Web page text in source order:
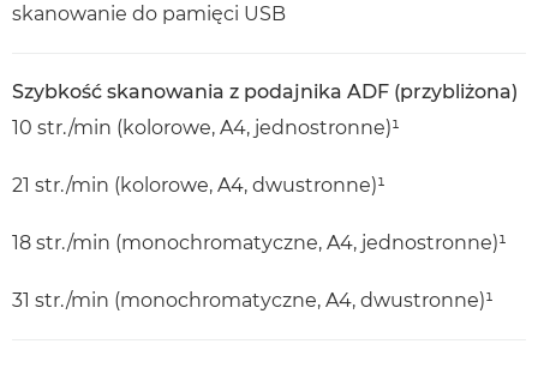
skanowanie do pamięci USB
Szybkość skanowania z podajnika ADF (przybliżona)
10 str./min (kolorowe, A4, jednostronne)¹
21 str./min (kolorowe, A4, dwustronne)¹
18 str./min (monochromatyczne, A4, jednostronne)¹
31 str./min (monochromatyczne, A4, dwustronne)¹